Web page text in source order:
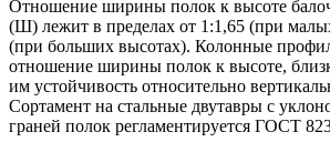
Отношение ширины полок к высоте
(Ш) лежит в пределах от 1:1,65 (при
(при больших высотах). Колонные
отношение ширины полок к высоте,
им устойчивость относительно
Сортамент на стальные двутавры с
граней полок регламентируется ГОСТ